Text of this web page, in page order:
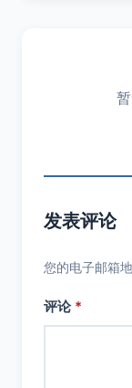
发表评论
您的电子邮箱
评论 *